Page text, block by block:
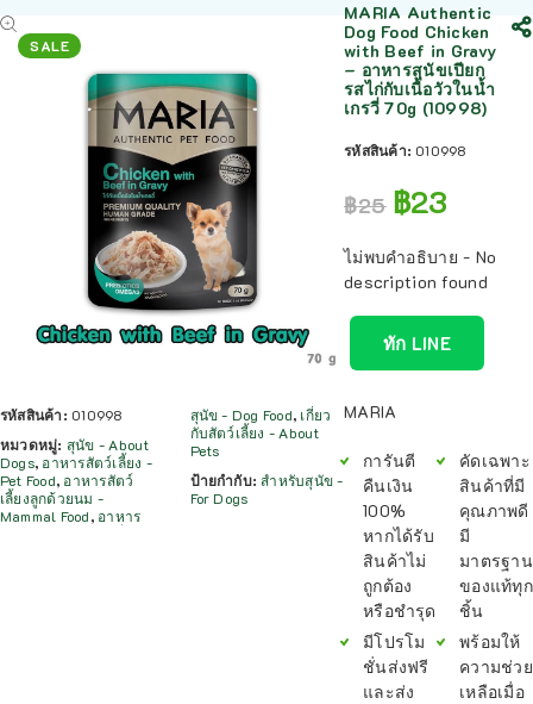
SALE
รหัสสินค้า: 010998
หมวดหมู่: สุนัข - About
Dogs, อาหารสัตว์เลี้ยง -
Pet Food, อาหารสัตว์
เลี้ยงลูกด้วยนม -
Mammal Food, อาหาร
สุนัข - Dog Food, เกี่ยว
กับสัตว์เลี้ยง - About
Pets
ป้ายกำกับ:สำหรับสุนัข -
For Dogs
MARIA Authentic
Dog Food Chicken
with Beef in Gravy
– อาหารสุนัขเปียก
รสไก่กับเนื้อวัวในน้ำ
เกรวี่ 70g (10998)
รหัสสินค้า: 010998
฿25 ฿23
ไม่พบคำอธิบาย - No
description found
ทัก LINE
MARIA
การันตี
คืนเงิน
100%
หากได้รับ
สินค้าไม่
ถูกต้อง
หรือชำรุด
มีโปรโม
ชั่นส่งฟรี
และส่ง
คัดเฉพาะ
สินค้าที่มี
คุณภาพดี
มี
มาตรฐาน
ของแท้ทุก
ชิ้น
พร้อมให้
ความช่วย
เหลือเมื่อ